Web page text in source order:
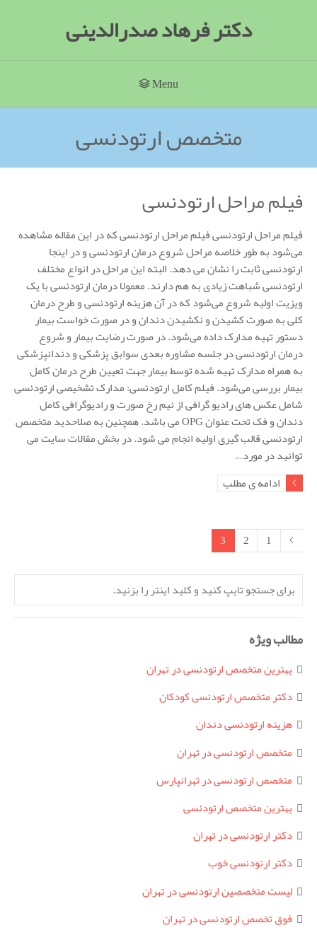
دکتر فرهاد صدرالدینی
Menu
متخصص ارتودنسی
فیلم مراحل ارتودنسی
فیلم مراحل ارتودنسی فیلم مراحل ارتودنسی که در این مقاله مشاهده
می‌شود به طور خلاصه مراحل شروع درمان ارتودنسی و در اینجا
ارتودنسی ثابت را نشان می دهد. البته این مراحل در انواع مختلف
ارتودنسی شباهت زیادی به هم دارند. معمولا درمان ارتودنسی با یک
ویزیت اولیه شروع می‌شود که در آن هزینه ارتودنسی و طرح درمان
کلی به صورت کشیدن و نکشیدن دندان و در صورت خواست بیمار
دستور تهیه مدارک داده می‌شود. در صورت رضایت بیمار و شروع
درمان ارتودنسی در جلسه مشاوره بعدی سوابق پزشکی و دندانپزشکی
به همراه مدارک تهیه شده توسط بیمار جهت تعیین طرح درمان کامل
بیمار بررسی می‌شود. فیلم کامل ارتودنسی: مدارک تشخیصی ارتودنسی
شامل عکس های رادیو گرافی از نیم رخ صورت و رادیوگرافی کامل
دندان و فک تحت عنوان OPG می باشد. همچنین به صلاحدید متخصص
ارتودنسی قالب گیری اولیه انجام می شود. در بخش مقالات سایت می
توانید در مورد…
ادامه ی مطلب
1
2
3
مطالب ویژه
بهترین متخصص ارتودنسی در تهران
دکتر متخصص ارتودنسی کودکان
هزینه ارتودنسی دندان
متخصص ارتودنسی در تهران
متخصص ارتودنسی در تهرانپارس
بهترین متخصص ارتودنسی
دکتر ارتودنسی در تهران
دکتر ارتودنسی خوب
لیست متخصصین ارتودنسی در تهران
فوق تخصص ارتودنسی در تهران